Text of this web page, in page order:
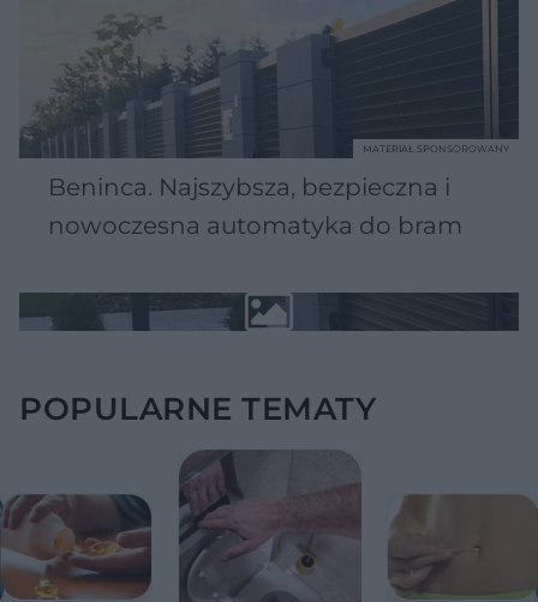
Beninca. Najszybsza, bezpieczna i
nowoczesna automatyka do bram
MATERIAŁ SPONSOROWANY
POPULARNE TEMATY